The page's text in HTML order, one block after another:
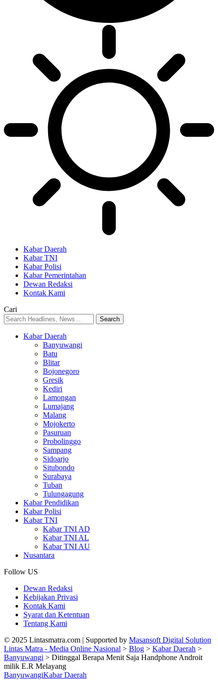
Kabar Daerah
Kabar TNI
Kabar Polisi
Kabar Pemerintahan
Dewan Redaksi
Kontak Kami
Cari
Kabar Daerah
Banyuwangi
Batu
Blitar
Bojonegoro
Gresik
Kediri
Lamongan
Lumajang
Malang
Mojokerto
Pasuruan
Probolinggo
Sampang
Sidoarjo
Situbondo
Surabaya
Tuban
Tulungagung
Kabar Pendidikan
Kabar Polisi
Kabar TNI
Kabar TNI AD
Kabar TNI AL
Kabar TNI AU
Nusantara
Follow US
Dewan Redaksi
Kebijakan Privasi
Kontak Kami
Syarat dan Ketentuan
Tentang Kami
© 2025 Lintasmatra.com | Supported by Masansoft Digital Solution
Lintas Matra - Media Online Nasional > Blog > Kabar Daerah >
Banyuwangi > Ditinggal Berapa Menit Saja Handphone Androit
milik E.R Melayang
BanyuwangiKabar Daerah